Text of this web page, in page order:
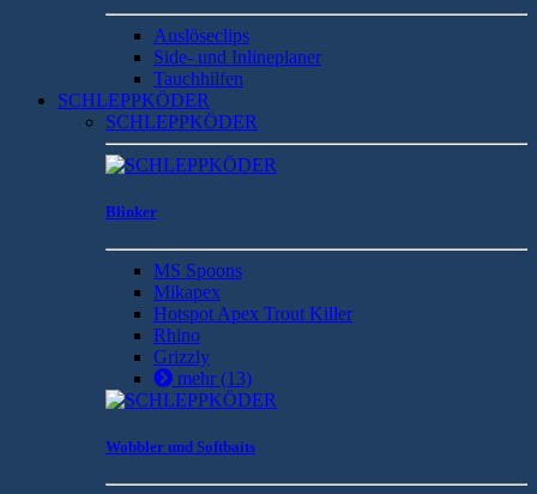
Auslöseclips
Side- und Inlineplaner
Tauchhilfen
SCHLEPPKÖDER
SCHLEPPKÖDER
Blinker
MS Spoons
Mikapex
Hotspot Apex Trout Killer
Rhino
Grizzly
mehr(13)
Wobbler und Softbaits